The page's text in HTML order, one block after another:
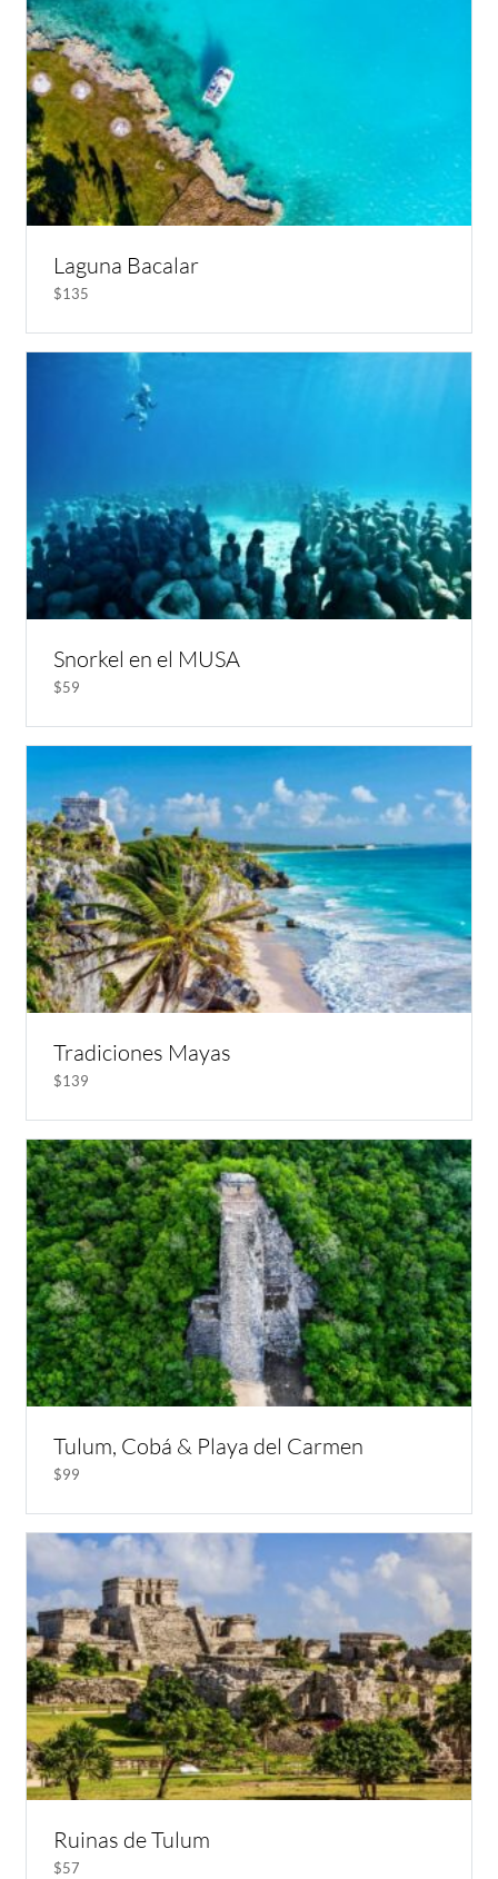
Laguna Bacalar
$135
Snorkel en el MUSA
$59
Tradiciones Mayas
$139
Tulum, Cobá & Playa del Carmen
$99
Ruinas de Tulum
$57